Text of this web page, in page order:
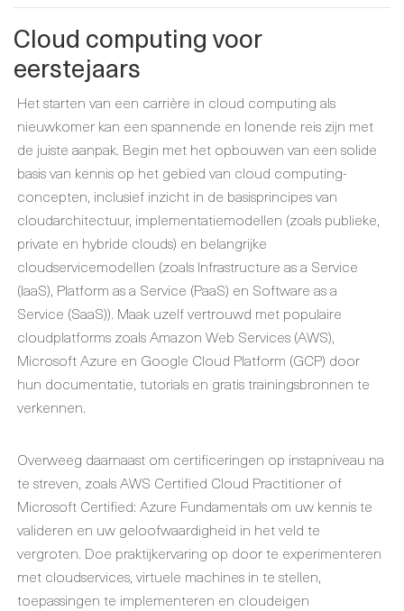
Cloud computing voor
eerstejaars
Het starten van een carrière in cloud computing als
nieuwkomer kan een spannende en lonende reis zijn met
de juiste aanpak. Begin met het opbouwen van een solide
basis van kennis op het gebied van cloud computing-
concepten, inclusief inzicht in de basisprincipes van
cloudarchitectuur, implementatiemodellen (zoals publieke,
private en hybride clouds) en belangrijke
cloudservicemodellen (zoals Infrastructure as a Service
(IaaS), Platform as a Service (PaaS) en Software as a
Service (SaaS)). Maak uzelf vertrouwd met populaire
cloudplatforms zoals Amazon Web Services (AWS),
Microsoft Azure en Google Cloud Platform (GCP) door
hun documentatie, tutorials en gratis trainingsbronnen te
verkennen.
Overweeg daarnaast om certificeringen op instapniveau na
te streven, zoals AWS Certified Cloud Practitioner of
Microsoft Certified: Azure Fundamentals om uw kennis te
valideren en uw geloofwaardigheid in het veld te
vergroten. Doe praktijkervaring op door te experimenteren
met cloudservices, virtuele machines in te stellen,
toepassingen te implementeren en cloudeigen